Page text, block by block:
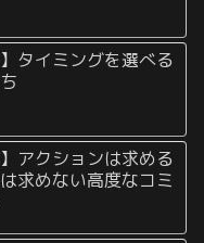
タイミングを選べる
アクションは求める
求めない高度なコミ